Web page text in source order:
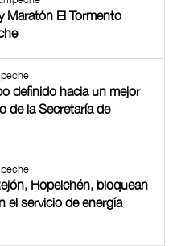
Maratón El Tormento
definido hacia un mejor
de la Secretaría de
Hopelchén, bloquean
el servicio de energía